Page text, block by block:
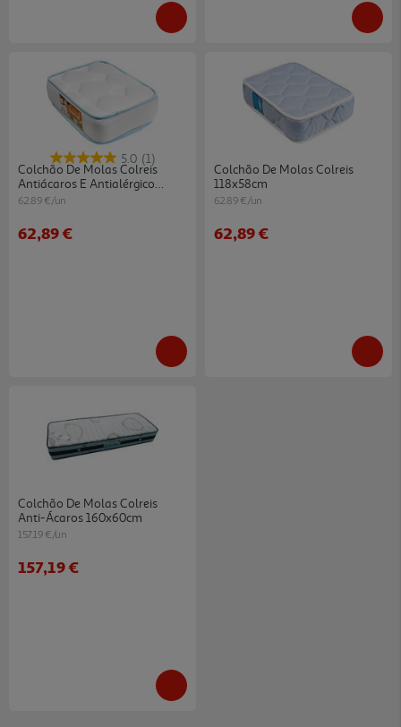
5.0 (1)
Colchão De Molas Colreis
Antiácaros E Antialérgico
118x58cm
62.89 €/un
62,89 €
Colchão De Molas Colreis
118x58cm
62.89 €/un
62,89 €
Colchão De Molas Colreis
Anti-Ácaros 160x60cm
157.19 €/un
157,19 €